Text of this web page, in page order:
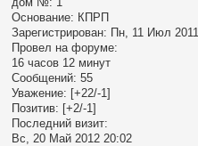
Основание: КПРП
Зарегистрирован: Пн, 11 Июл 2011
Провел на форуме:
16 часов 12 минут
Сообщений: 55
Уважение: [+22/-1]
Позитив: [+2/-1]
Последний визит:
Вс, 20 Май 2012 20:02